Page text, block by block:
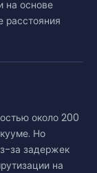
на основе
расстояния
около 200
Но
за задержек
на